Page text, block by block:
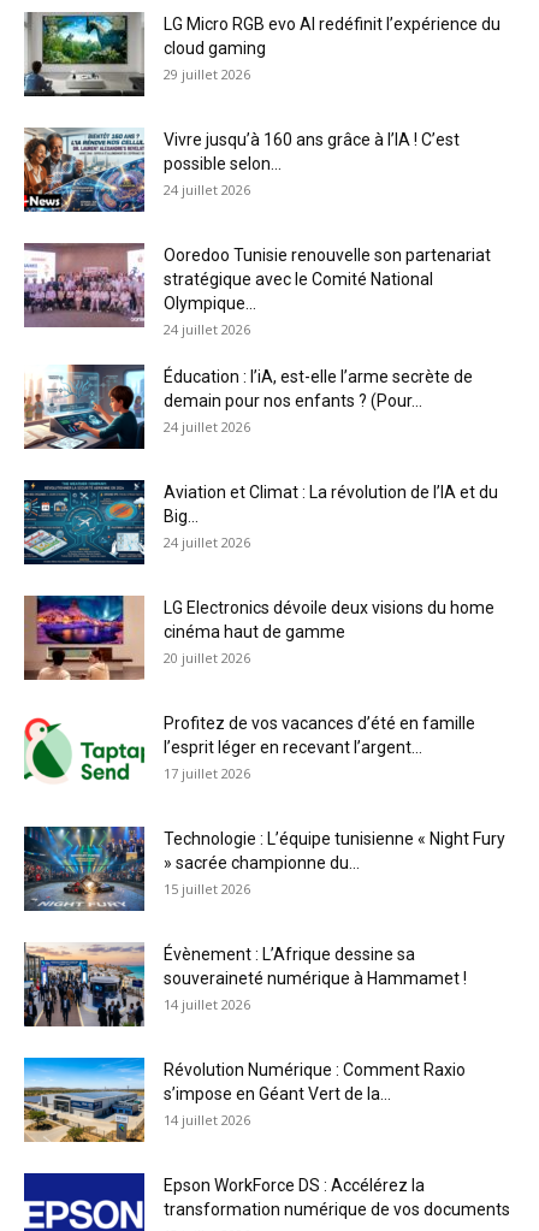
LG Micro RGB evo AI redéfinit l’expérience du
cloud gaming
29 juillet 2026
Vivre jusqu’à 160 ans grâce à l’IA ! C’est
possible selon...
24 juillet 2026
Ooredoo Tunisie renouvelle son partenariat
stratégique avec le Comité National
Olympique...
24 juillet 2026
Éducation : l’iA, est-elle l’arme secrète de
demain pour nos enfants ? (Pour...
24 juillet 2026
Aviation et Climat : La révolution de l’IA et du
Big...
24 juillet 2026
LG Electronics dévoile deux visions du home
cinéma haut de gamme
20 juillet 2026
Profitez de vos vacances d’été en famille
l’esprit léger en recevant l’argent...
17 juillet 2026
Technologie : L’équipe tunisienne « Night Fury
» sacrée championne du...
15 juillet 2026
Évènement : L’Afrique dessine sa
souveraineté numérique à Hammamet !
14 juillet 2026
Révolution Numérique : Comment Raxio
s’impose en Géant Vert de la...
14 juillet 2026
Epson WorkForce DS : Accélérez la
transformation numérique de vos documents